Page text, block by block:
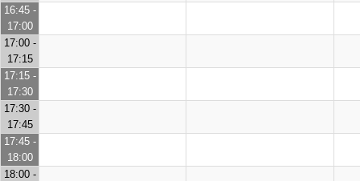
16:45 -
17:00
17:00 -
17:15
17:15 -
17:30
17:30 -
17:45
17:45 -
18:00
18:00 -